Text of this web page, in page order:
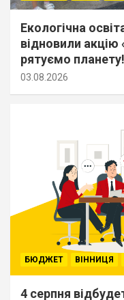
Екологічна
відновили
рятуємо
03.08.2026
БЮДЖЕТ ВІННИЦЯ
4 серпня